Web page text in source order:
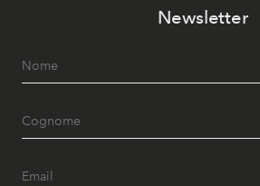
Newsletter